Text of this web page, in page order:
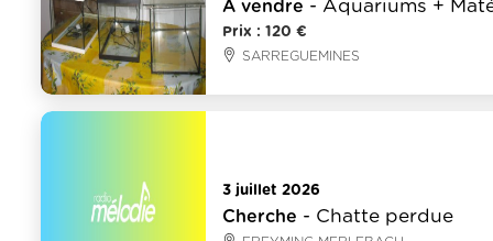
À vendre - Aquariums +
Prix : 120 €
SARREGUEMINES
3 juillet 2026
Cherche - Chatte perdue